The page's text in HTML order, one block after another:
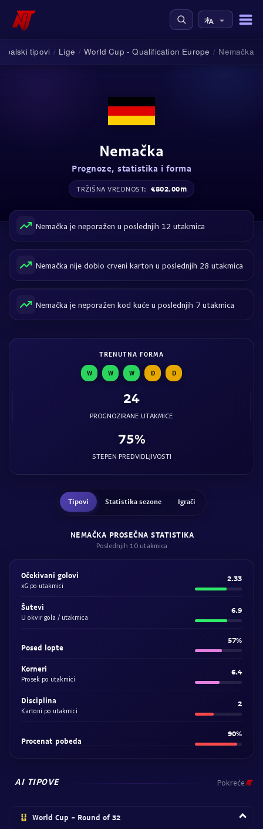
tipovi / Lige / World Cup - Qualification Europe / Nemačka
Nemačka
Prognoze, statistika i forma
TRŽIŠNA VREDNOST: €802.00m
Nemačka je neporažen u poslednjih 12 utakmica
Nemačka nije dobio crveni karton u poslednjih 28 utakmica
Nemačka je neporažen kod kuće u poslednjih 7 utakmica
TRENUTNA FORMA
W W W D D
24
PROGNOZIRANE UTAKMICE
75%
STEPEN PREDVIDLJIVOSTI
Tipovi Statistika sezone Igrači
NEMAČKA PROSEČNA STATISTIKA
Poslednjih 10 utakmica
Očekivani golovi
xG po utakmici
2.33
Šutevi
U okvir gola / utakmica
6.9
Posed lopte
57%
Korneri
Prosek po utakmici
6.4
Disciplina
Kartoni po utakmici
2
Procenat pobeda
90%
AI TIPOVE Pokreće
World Cup - Round of 32